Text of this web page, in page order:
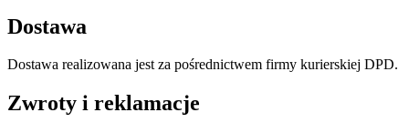
Dostawa
Dostawa realizowana jest za pośrednictwem firmy kurierskiej DPD.
Zwroty i reklamacje